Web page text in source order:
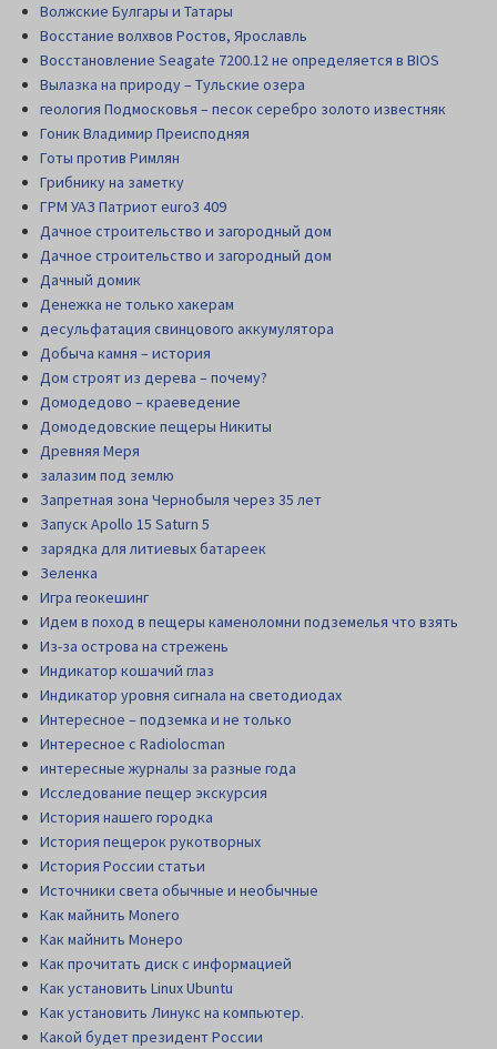
Волжские Булгары и Татары
Восстание волхвов Ростов, Ярославль
Восстановление Seagate 7200.12 не определяется в BIOS
Вылазка на природу – Тульские озера
геология Подмосковья – песок серебро золото известняк
Гоник Владимир Преисподняя
Готы против Римлян
Грибнику на заметку
ГРМ УАЗ Патриот euro3 409
Дачное строительство и загородный дом
Дачное строительство и загородный дом
Дачный домик
Денежка не только хакерам
десульфатация свинцового аккумулятора
Добыча камня – история
Дом строят из дерева – почему?
Домодедово – краеведение
Домодедовские пещеры Никиты
Древняя Меря
залазим под землю
Запретная зона Чернобыля через 35 лет
Запуск Apollo 15 Saturn 5
зарядка для литиевых батареек
Зеленка
Игра геокешинг
Идем в поход в пещеры каменоломни подземелья что взять
Из-за острова на стрежень
Индикатор кошачий глаз
Индикатор уровня сигнала на светодиодах
Интересное – подземка и не только
Интересное с Radiolocman
интересные журналы за разные года
Исследование пещер экскурсия
История нашего городка
История пещерок рукотворных
История России статьи
Источники света обычные и необычные
Как майнить Monero
Как майнить Монеро
Как прочитать диск c информацией
Как установить Linux Ubuntu
Как установить Линукс на компьютер.
Какой будет президент России